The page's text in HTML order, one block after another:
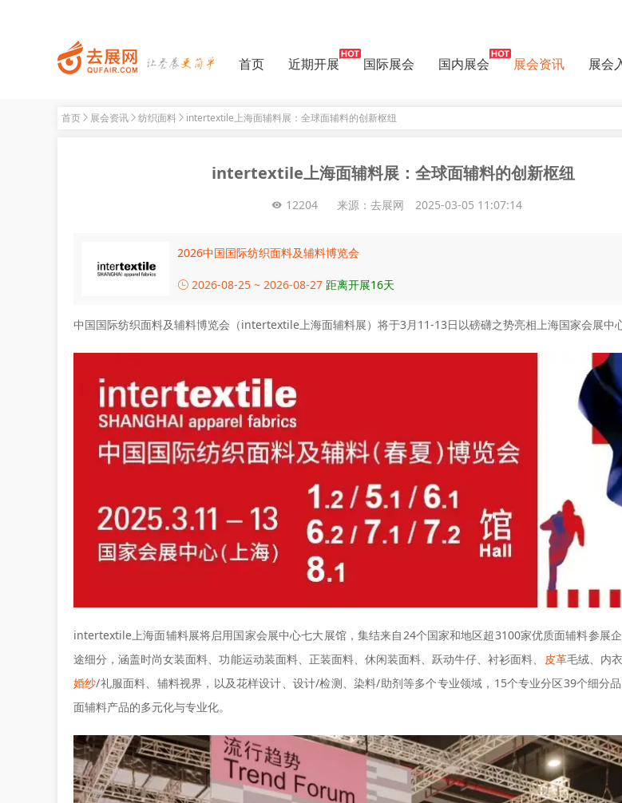
首页 近期开展 国际展会 国内展会 展会资讯 展会
首页 展会资讯 纺织面料 intertextile上海面辅料展：全球面辅料的创新枢纽
intertextile上海面辅料展：全球面辅料的创新枢纽
12204 来源：去展网 2025-03-05 11:07:14
2026中国国际纺织面料及辅料博览会
2026-08-25 ~ 2026-08-27 距离开展16天
中国国际纺织面料及辅料博览会（intertextile上海面辅料展）将于3月11-13日以磅礴之势亮相上海国家会展中心
intertextile上海面辅料展将启用国家会展中心七大展馆，集结来自24个国家和地区超3100家优质面辅料参展
途细分，涵盖时尚女装面料、功能运动装面料、正装面料、休闲装面料、跃动牛仔、衬衫面料、 皮革毛绒、内衣
婚纱/礼服面料、辅料视界，以及花样设计、设计/检测、染料/助剂等多个专业领域，15个专业分区39个细分
面辅料产品的多元化与专业化。